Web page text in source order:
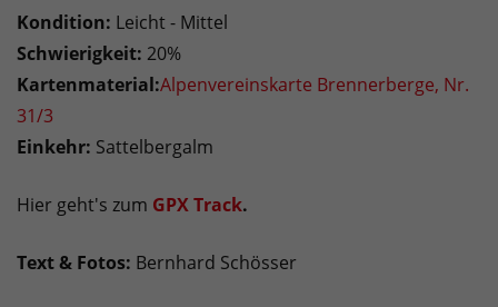
Kondition: Leicht - Mittel
Schwierigkeit: 20%
Kartenmaterial:Alpenvereinskarte Brennerberge, Nr.
31/3
Einkehr: Sattelbergalm
Hier geht's zum GPX Track.
Text & Fotos: Bernhard Schösser